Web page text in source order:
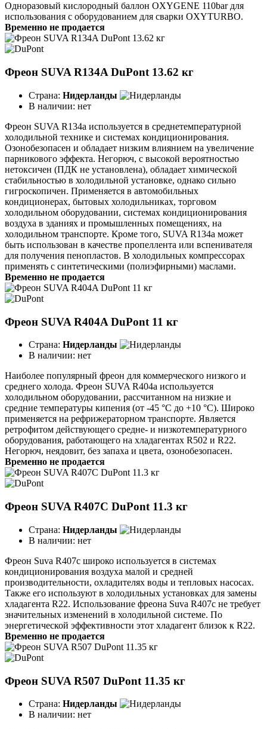
Одноразовый кислородный баллон OXYGENE 110bar для
использования с оборудованием для сварки OXYTURBO.
Временно не продается
Фреон SUVA R134A DuPont 13.62 кг
Страна: Нидерланды
В наличии: нет
Фреон SUVA R134a используется в среднетемпературной
холодильной технике и системах кондиционирования.
Озонобезопасен и обладает низким влиянием на увеличение
парникового эффекта. Негорюч, с высокой вероятностью
нетоксичен (ПДК не установлена), обладает химической
стабильностью в холодильной установке, однако сильно
гигроскопичен. Применяется в автомобильных
кондиционерах, бытовых холодильниках, торговом
холодильном оборудовании, системах кондиционирования
воздуха в зданиях и промышленных помещениях, на
холодильном транспорте. Кроме того, SUVA R134a может
быть использован в качестве пропеллента или вспенивателя
для получения пенопластов. В холодильных компрессорах
применять с синтетическими (полиэфирными) маслами.
Временно не продается
Фреон SUVA R404A DuPont 11 кг
Страна: Нидерланды
В наличии: нет
Наиболее популярный фреон для коммерческого низкого и
среднего холода. Фреон SUVA R404a используется
холодильном оборудовании, рассчитанном на низкие и
средние температуры кипения (от -45 °C до +10 °C). Широко
применяется на рефрижераторном транспорте. Является
ретрофитом действующего средне- и низкотемпературного
оборудования, работающего на хладагентах R502 и R22.
Негорюч, неядовит, без запаха и цвета, озонобезопасен.
Временно не продается
Фреон SUVA R407C DuPont 11.3 кг
Страна: Нидерланды
В наличии: нет
Фреон Suva R407c широко используется в системах
кондиционирования воздуха малой и средней
производительности, охладителях воды и тепловых насосах.
Также его используют в холодильных установках для замены
хладагента R22. Использование фреона Suva R407c не требует
значительных изменений в холодильной системе. По
энергетической эффективности этот хладагент близок к R22.
Временно не продается
Фреон SUVA R507 DuPont 11.35 кг
Страна: Нидерланды
В наличии: нет